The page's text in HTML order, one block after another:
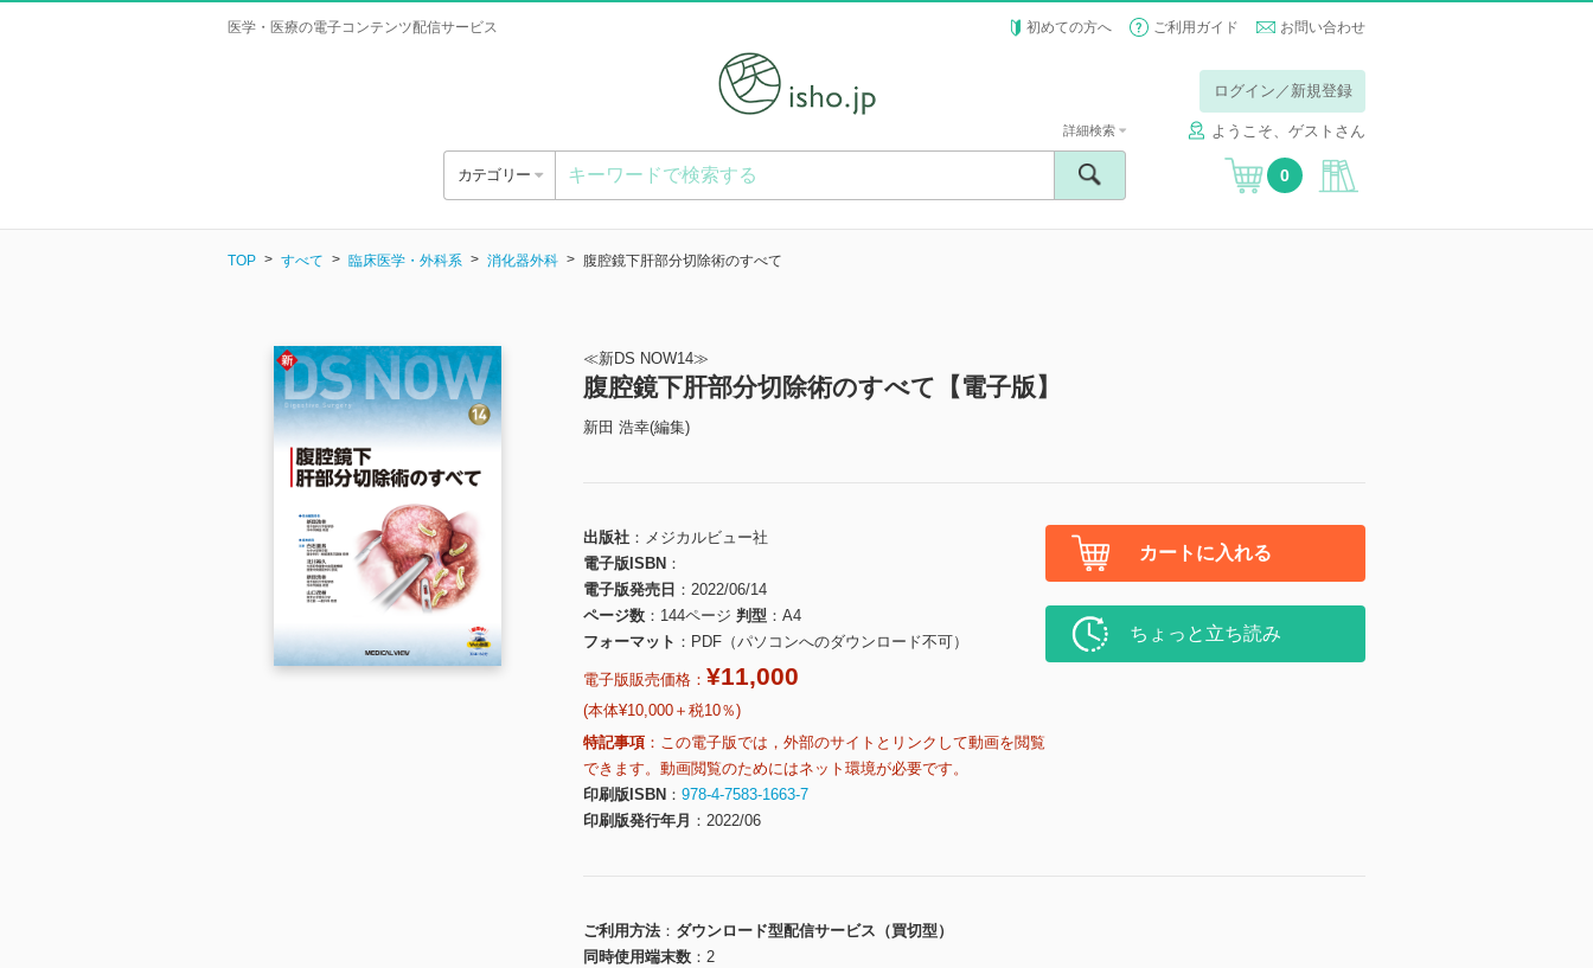
医学・医療の電子コンテンツ配信サービス 初めての方へ ご利用ガイド お問い合わせ
ログイン／新規登録
ようこそ、ゲストさん
カテゴリー
詳細検索
0
TOP すべて 臨床医学・外科系 消化器外科 腹腔鏡下肝部分切除術のすべて
≪新DS NOW14≫
腹腔鏡下肝部分切除術のすべて【電子版】
新田 浩幸(編集)
出版社
メジカルビュー社
電子版ISBN
電子版発売日
2022/06/14
ページ数
144ページ 判型
A4
フォーマット
PDF（パソコンへのダウンロード不可）
電子版販売価格： ¥11,000
(本体¥10,000＋税10％)
特記事項
この電子版では，外部のサイトとリンクして動画を閲覧
できます。動画閲覧のためにはネット環境が必要です。
印刷版ISBN
978-4-7583-1663-7
印刷版発行年月
2022/06
カートに入れる
ちょっと立ち読み
ご利用方法
ダウンロード型配信サービス（買切型）
同時使用端末数
2